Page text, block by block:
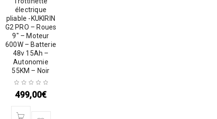
électrique
pliable -KUKIRIN
G2 PRO – Roues
9″ – Moteur
600W – Batterie
48v 15Ah –
Autonomie
55KM – Noir
499,00€